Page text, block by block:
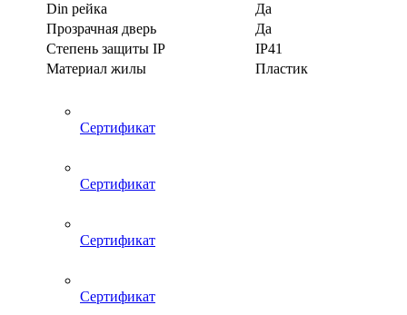
Din рейка
Да
Прозрачная дверь
Да
Степень защиты IP
IP41
Материал жилы
Пластик
Сертификат
Сертификат
Сертификат
Сертификат